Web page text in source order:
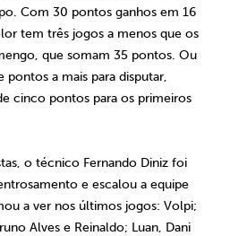
Com 30 pontos ganhos em 16
tem três jogos a menos que os
que somam 35 pontos. Ou
a mais para disputar,
cinco pontos para os primeiros
o técnico Fernando Diniz foi
e escalou a equipe
a ver nos últimos jogos: Volpi;
Alves e Reinaldo; Luan, Dani